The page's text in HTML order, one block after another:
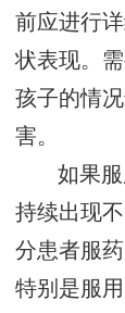
前应进行
状表现。
孩子的情
害。
如果
持续出现
分患者服
特别是服